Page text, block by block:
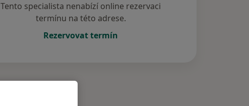
Tento specialista nenabízí online rezervaci
termínu na této adrese.
Rezervovat termín